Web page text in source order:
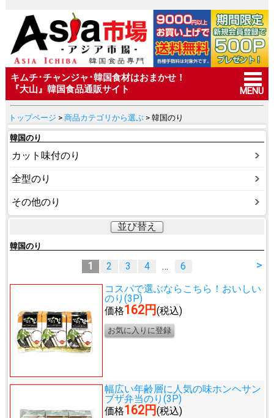
キムチ･チャンジャ･韓国食材はおまかせ！
『大山』韓国食品通販サイト
MENU
トップページ > 商品カテゴリから選ぶ> 韓国のり
韓国のり
カット味付のり
全型のり
その他のり
並び替え
韓国のり
>
1 2 3 4 …
6
コスパで選ぶならこちら！ おいしい
のり(3P)
価格162円(税込)
幅広い年齢層に人気の味ホンヘサン
ブザ弁当のり(3P)
価格162円(税込)